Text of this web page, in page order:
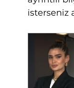
isterseniz